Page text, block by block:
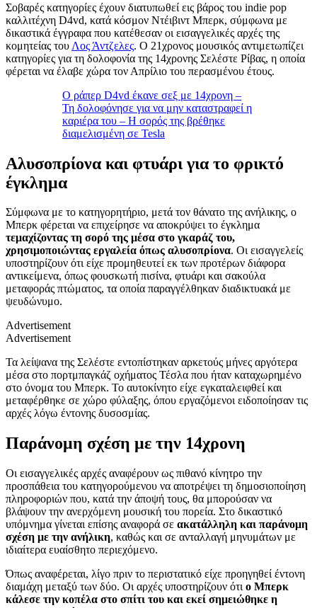
Σοβαρές κατηγορίες έχουν διατυπωθεί εις βάρος του indie pop
καλλιτέχνη D4vd, κατά κόσμον Ντέιβιντ Μπερκ, σύμφωνα με
δικαστικά έγγραφα που κατέθεσαν οι εισαγγελικές αρχές της
κομητείας του Λος Άντζελες. Ο 21χρονος μουσικός αντιμετωπίζει
κατηγορίες για τη δολοφονία της 14χρονης Σελέστε Ρίβας, η οποία
φέρεται να έλαβε χώρα τον Απρίλιο του περασμένου έτους.
Ο ράπερ D4vd έκανε σεξ με 14χρονη –
Τη δολοφόνησε για να μην καταστραφεί η
καριέρα του – Η σορός της βρέθηκε
διαμελισμένη σε Tesla
Αλυσοπρίονα και φτυάρι για το φρικτό
έγκλημα
Σύμφωνα με το κατηγορητήριο, μετά τον θάνατο της ανήλικης, ο
Μπερκ φέρεται να επιχείρησε να αποκρύψει το έγκλημα
τεμαχίζοντας τη σορό της μέσα στο γκαράζ του,
χρησιμοποιώντας εργαλεία όπως αλυσοπρίονα. Οι εισαγγελείς
υποστηρίζουν ότι είχε προμηθευτεί εκ των προτέρων διάφορα
αντικείμενα, όπως φουσκωτή πισίνα, φτυάρι και σακούλα
μεταφοράς πτώματος, τα οποία παραγγέλθηκαν διαδικτυακά με
ψευδώνυμο.
Advertisement
Advertisement
Τα λείψανα της Σελέστε εντοπίστηκαν αρκετούς μήνες αργότερα
μέσα στο πορτμπαγκάζ οχήματος Τέσλα που ήταν καταχωρημένο
στο όνομα του Μπερκ. Το αυτοκίνητο είχε εγκαταλειφθεί και
μεταφέρθηκε σε χώρο φύλαξης, όπου εργαζόμενοι ειδοποίησαν τις
αρχές λόγω έντονης δυσοσμίας.
Παράνομη σχέση με την 14χρονη
Οι εισαγγελικές αρχές αναφέρουν ως πιθανό κίνητρο την
προσπάθεια του κατηγορούμενου να αποτρέψει τη δημοσιοποίηση
πληροφοριών που, κατά την άποψή τους, θα μπορούσαν να
βλάψουν την ανερχόμενη μουσική του πορεία. Στο δικαστικό
υπόμνημα γίνεται επίσης αναφορά σε ακατάλληλη και παράνομη
σχέση με την ανήλικη, καθώς και σε ανταλλαγή μηνυμάτων με
ιδιαίτερα ευαίσθητο περιεχόμενο.
Όπως αναφέρεται, λίγο πριν το περιστατικό είχε προηγηθεί έντονη
διαμάχη μεταξύ των δύο. Οι αρχές υποστηρίζουν ότι ο Μπερκ
κάλεσε την κοπέλα στο σπίτι του και εκεί σημειώθηκε η